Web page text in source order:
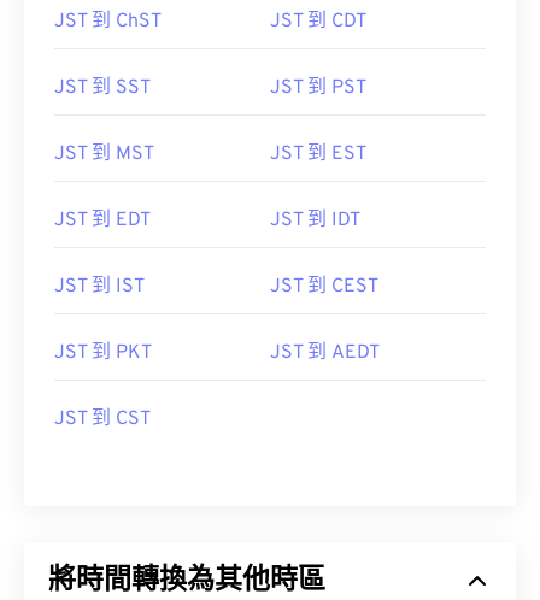
JST 到 ChST JST 到 CDT
JST 到 SST JST 到 PST
JST 到 MST JST 到 EST
JST 到 EDT JST 到 IDT
JST 到 IST JST 到 CEST
JST 到 PKT JST 到 AEDT
JST 到 CST
將時間轉換為其他時區